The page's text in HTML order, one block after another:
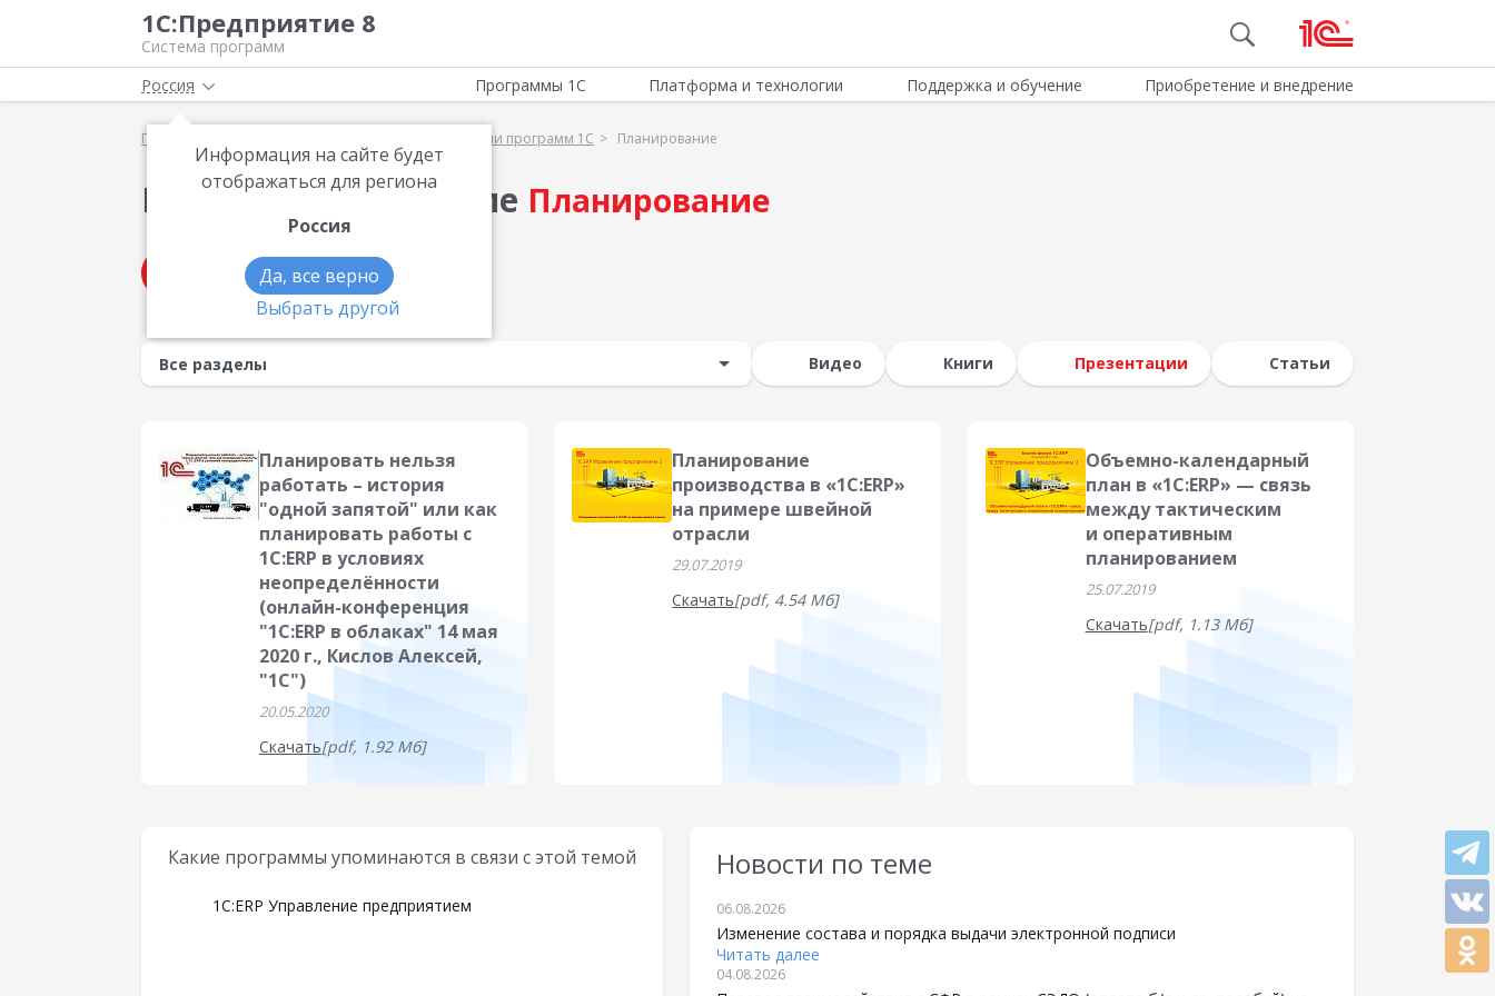
1С:Предприятие 8
Система программ
Россия
Информация на сайте будет
отображаться для региона
Россия
Да, все верно
Выбрать другой
Программы 1С Платформа и технологии Поддержка и обучение Приобретение и внедрение
Главная Презентации программ 1С Планирование
Презентации по теме Планирование
Получить консультацию
Видео Книги Презентации Статьи
Планировать нельзя
работать – история
"одной запятой" или как
планировать работы с
1С:ERP в условиях
неопределённости
(онлайн-конференция
"1С:ERP в облаках" 14 мая
2020 г., Кислов Алексей,
"1С")
20.05.2020
Скачать[pdf, 1.92 Мб]
Планирование
производства в «1С:ERP»
на примере швейной
отрасли
29.07.2019
Скачать[pdf, 4.54 Мб]
Объемно-календарный
план в «1С:ERP» — связь
между тактическим
и оперативным
планированием
25.07.2019
Скачать[pdf, 1.13 Мб]
Какие программы упоминаются в связи с этой темой
1С:ERP Управление предприятием
Новости по теме
06.08.2026
Изменение состава и порядка выдачи электронной подписи
Читать далее
04.08.2026